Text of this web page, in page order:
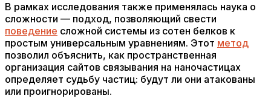
В рамках исследования также применялась наука о
сложности — подход, позволяющий свести
поведение сложной системы из сотен белков к
простым универсальным уравнениям. Этот метод
позволил объяснить, как пространственная
организация сайтов связывания на наночастицах
определяет судьбу частиц: будут ли они атакованы
или проигнорированы.